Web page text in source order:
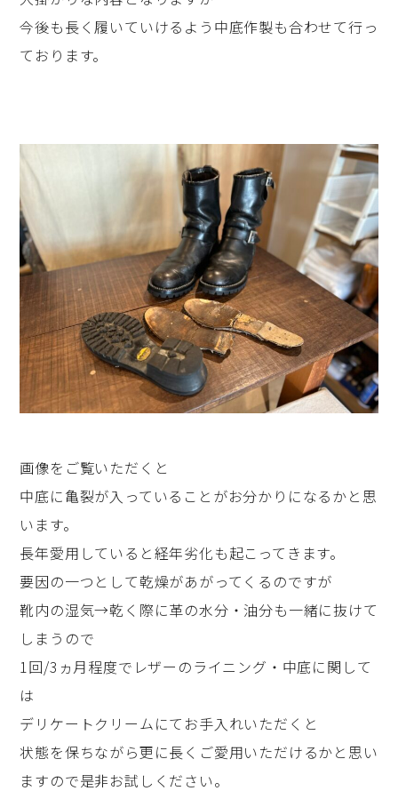
今後も長く履いていけるよう中底作製も合わせて行っ
ております。
画像をご覧いただくと
中底に亀裂が入っていることがお分かりになるかと思
います。
長年愛用していると経年劣化も起こってきます。
要因の一つとして乾燥があがってくるのですが
靴内の湿気→乾く際に革の水分・油分も一緒に抜けて
しまうので
1回/3ヵ月程度でレザーのライニング・中底に関して
は
デリケートクリームにてお手入れいただくと
状態を保ちながら更に長くご愛用いただけるかと思い
ますので是非お試しください。